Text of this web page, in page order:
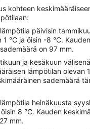
kohteen
päivisin
1 °C ja öisin -8 °C. Kauden
on 97 mm.
ja kesäkuun
lämpötilan olevan
sademäärä
heinäkuusta
8 °C. Kauden
mm.